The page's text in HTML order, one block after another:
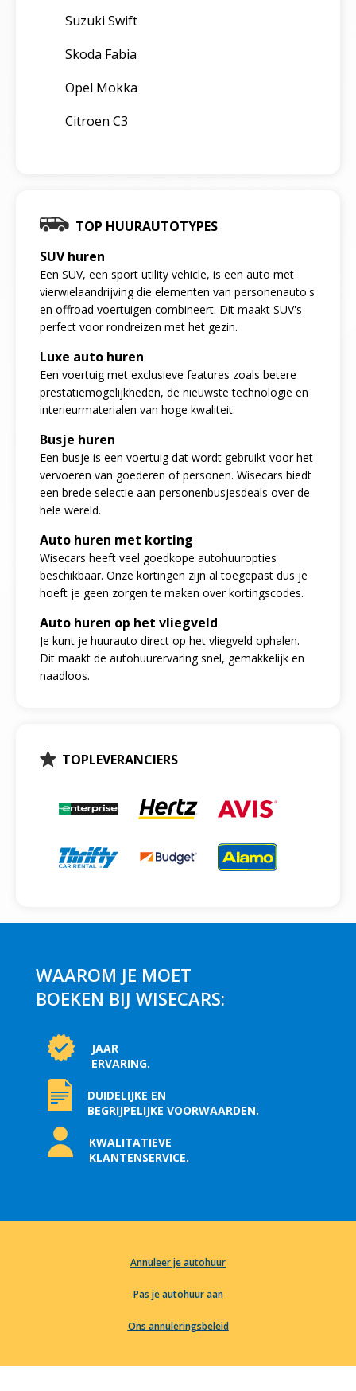
Suzuki Swift
Skoda Fabia
Opel Mokka
Citroen C3
TOP HUURAUTOTYPES
SUV huren
Een SUV, een sport utility vehicle, is een auto met
vierwielaandrijving die elementen van personenauto's
en offroad voertuigen combineert. Dit maakt SUV's
perfect voor rondreizen met het gezin.
Luxe auto huren
Een voertuig met exclusieve features zoals betere
prestatiemogelijkheden, de nieuwste technologie en
interieurmaterialen van hoge kwaliteit.
Busje huren
Een busje is een voertuig dat wordt gebruikt voor het
vervoeren van goederen of personen. Wisecars biedt
een brede selectie aan personenbusjesdeals over de
hele wereld.
Auto huren met korting
Wisecars heeft veel goedkope autohuuropties
beschikbaar. Onze kortingen zijn al toegepast dus je
hoeft je geen zorgen te maken over kortingscodes.
Auto huren op het vliegveld
Je kunt je huurauto direct op het vliegveld ophalen.
Dit maakt de autohuurervaring snel, gemakkelijk en
naadloos.
TOPLEVERANCIERS
WAAROM JE MOET
BOEKEN BIJ WISECARS:
JAAR
ERVARING.
DUIDELIJKE EN
BEGRIJPELIJKE VOORWAARDEN.
KWALITATIEVE
KLANTENSERVICE.
Annuleer je autohuur
Pas je autohuur aan
Ons annuleringsbeleid